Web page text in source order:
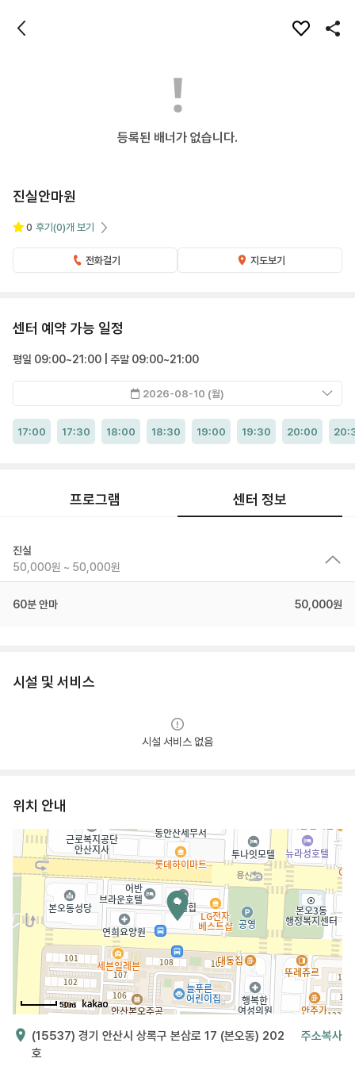
등록된 배너가 없습니다.
진실안마원
0 후기 (0)개 보기
전화걸기 지도보기
센터 예약 가능 일정
평일 09:00~21:00 | 주말 09:00~21:00
2026-08-10 (월)
17:00 17:30 18:00 18:30 19:00 19:30 20:00
프로그램 센터 정보
진실
50,000원 ~ 50,000원
60분 안마 50,000원
시설 및 서비스
시설 서비스 없음
위치 안내
50m
(15537) 경기 안산시 상록구 본삼로 17 (본오동) 202
호
주소복사